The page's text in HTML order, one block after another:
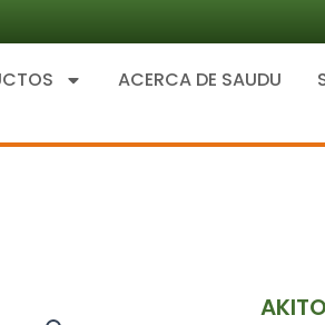
ACERCA DE SAUDU
AKITO